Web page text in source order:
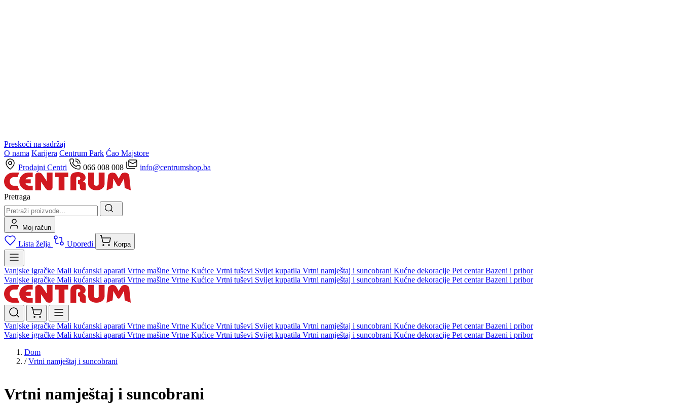
Preskoči na sadržaj
O nama Karijera Centrum Park Ćao Majstore
Prodajni Centri
066 008 008 info@centrumshop.ba
Pretraga
Moj račun
Lista želja Uporedi Korpa
Vanjske igračke Mali kućanski aparati Vrtne mašine Vrtne Kućice Vrtni tuševi Svijet kupatila Vrtni namještaj i suncobrani Kućne dekoracije Pet centarBazeni i pribor
Vanjske igračke Mali kućanski aparati Vrtne mašine Vrtne Kućice Vrtni tuševi Svijet kupatila Vrtni namještaj i suncobrani Kućne dekoracije Pet centarBazeni i pribor
Vanjske igračke Mali kućanski aparati Vrtne mašine Vrtne Kućice Vrtni tuševi Svijet kupatila Vrtni namještaj i suncobrani Kućne dekoracije Pet centarBazeni i pribor
Vanjske igračke Mali kućanski aparati Vrtne mašine Vrtne Kućice Vrtni tuševi Svijet kupatila Vrtni namještaj i suncobrani Kućne dekoracije Pet centarBazeni i pribor
Dom
/ Vrtni namještaj i suncobrani
Vrtni namještaj i suncobrani